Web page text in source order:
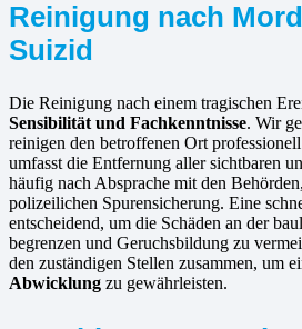
Reinigung nach
Suizid
Die Reinigung nach einem tragischen
Sensibilität und Fachkenntnisse. Wir
reinigen den betroffenen Ort
umfasst die Entfernung aller sichtbaren
häufig nach Absprache mit den
polizeilichen Spurensicherung. Eine
entscheidend, um die Schäden an der
begrenzen und Geruchsbildung zu
den zuständigen Stellen zusammen, um
Abwicklung zu gewährleisten.